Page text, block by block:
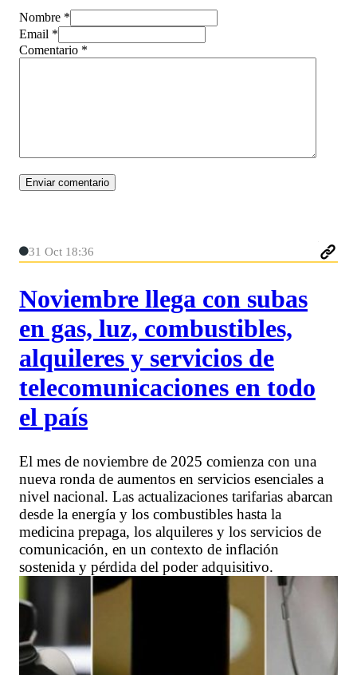
Nombre *
Email *
Comentario *
31 Oct 18:36
Noviembre llega con subas
en gas, luz, combustibles,
alquileres y servicios de
telecomunicaciones en todo
el país
El mes de noviembre de 2025 comienza con una
nueva ronda de aumentos en servicios esenciales a
nivel nacional. Las actualizaciones tarifarias abarcan
desde la energía y los combustibles hasta la
medicina prepaga, los alquileres y los servicios de
comunicación, en un contexto de inflación
sostenida y pérdida del poder adquisitivo.